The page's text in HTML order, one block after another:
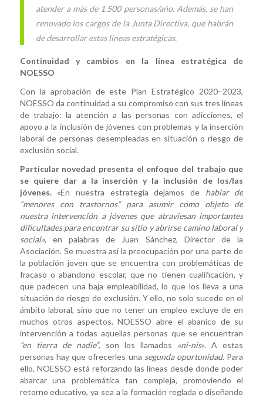
atender a más de 1.500 personas/año. Además, se han
renovado los cargos de la Junta Directiva, que habrán
de desarrollar estas líneas estratégicas.
Continuidad y cambios en la línea estratégica de
NOESSO
Con la aprobación de este Plan Estratégico 2020–2023,
NOESSO da continuidad a su compromiso con sus tres líneas
de trabajo: la atención a las personas con adicciones, el
apoyo a la inclusión de jóvenes con problemas y la inserción
laboral de personas desempleadas en situación o riesgo de
exclusión social.
Particular novedad presenta el enfoque del trabajo que
se quiere dar a la inserción y la inclusión de los/las
jóvenes. «En nuestra estrategia dejamos de hablar de
“menores con trastornos” para asumir como objeto de
nuestra intervención a jóvenes que atraviesan importantes
dificultades para encontrar su sitio y abrirse camino laboral y
social», en palabras de Juan Sánchez, Director de la
Asociación. Se muestra así la preocupación por una parte de
la población joven que se encuentra con problemáticas de
fracaso o abandono escolar, que no tienen cualificación, y
que padecen una baja empleabilidad, lo que los lleva a una
situación de riesgo de exclusión. Y ello, no solo sucede en el
ámbito laboral, sino que no tener un empleo excluye de en
muchos otros aspectos. NOESSO abre el abanico de su
intervención a todas aquellas personas que se encuentran
“en tierra de nadie”, son los llamados «ni-nis«. A estas
personas hay que ofrecerles una segunda oportunidad. Para
ello, NOESSO está reforzando las líneas desde donde poder
abarcar una problemática tan compleja, promoviendo el
retorno educativo, ya sea a la formación reglada o diseñando